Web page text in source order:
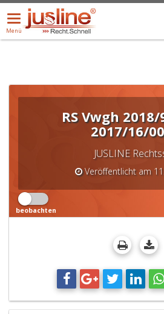
Menü
öffnen/schließen
Menü
ALLE DROPDOWN: GEWÄHLTER
RS Vwgh
2017/16/
JUSLINE
Veröffentlicht am
beobachten